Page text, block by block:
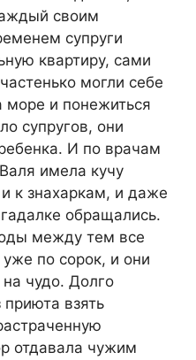
своим
супруги
квартиру, сами
могли себе
море и понежиться
супругов, они
И по врачам
имела кучу
к знахаркам, и даже
обращались.
между тем все
по сорок, и они
на чудо. Долго
взять
отдавала чужим